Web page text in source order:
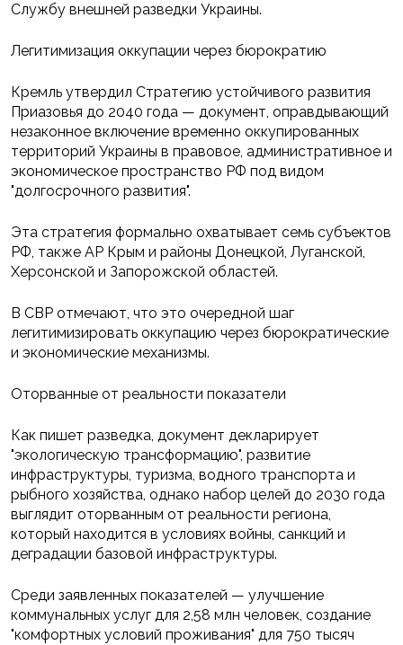
Службу внешней разведки Украины.
Легитимизация оккупации через бюрократию
Кремль утвердил Стратегию устойчивого развития
Приазовья до 2040 года — документ, оправдывающий
незаконное включение временно оккупированных
территорий Украины в правовое, административное и
экономическое пространство РФ под видом
"долгосрочного развития".
Эта стратегия формально охватывает семь субъектов
РФ, также АР Крым и районы Донецкой, Луганской,
Херсонской и Запорожской областей.
В СВР отмечают, что это очередной шаг
легитимизировать оккупацию через бюрократические
и экономические механизмы.
Оторванные от реальности показатели
Как пишет разведка, документ декларирует
"экологическую трансформацию", развитие
инфраструктуры, туризма, водного транспорта и
рыбного хозяйства, однако набор целей до 2030 года
выглядит оторванным от реальности региона,
который находится в условиях войны, санкций и
деградации базовой инфраструктуры.
Среди заявленных показателей — улучшение
коммунальных услуг для 2,58 млн человек, создание
"комфортных условий проживания" для 750 тысяч